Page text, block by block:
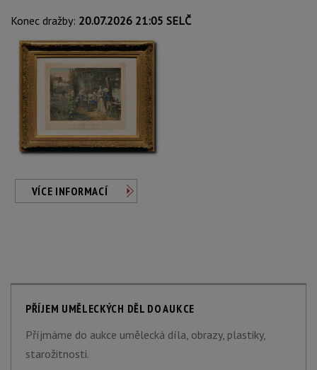
Konec dražby: 20.07.2026 21:05 SELČ
VÍCE INFORMACÍ
PŘÍJEM UMĚLECKÝCH DĚL DO AUKCE
Příjmáme do aukce umělecká díla, obrazy, plastiky,
starožitnosti.